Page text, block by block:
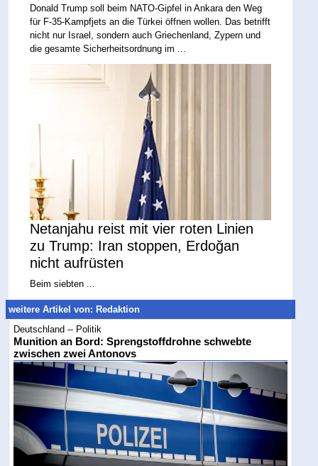
Donald Trump soll beim NATO-Gipfel in Ankara den Weg
für F-35-Kampfjets an die Türkei öffnen wollen. Das betrifft
nicht nur Israel, sondern auch Griechenland, Zypern und
die gesamte Sicherheitsordnung im ...
Netanjahu reist mit vier roten Linien
zu Trump: Iran stoppen, Erdoğan
nicht aufrüsten
Beim siebten ...
weitere Artikel von: Redaktion
Deutschland -- Politik
Munition an Bord: Sprengstoffdrohne schwebte
zwischen zwei Antonovs